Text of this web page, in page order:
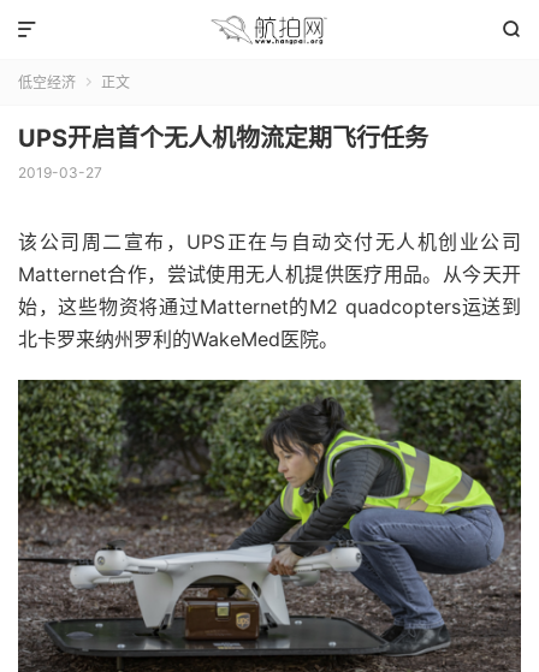


低空经济  正文
UPS开启首个无人机物流定期飞行任务
2019-03-27
该公司周二宣布，UPS正在与自动交付无人机创业公司
Matternet合作，尝试使用无人机提供医疗用品。从今天开
始，这些物资将通过Matternet的M2 quadcopters运送到
北卡罗来纳州罗利的WakeMed医院。